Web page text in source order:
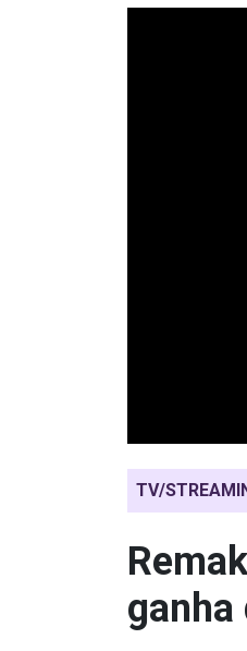
TV/
ganha